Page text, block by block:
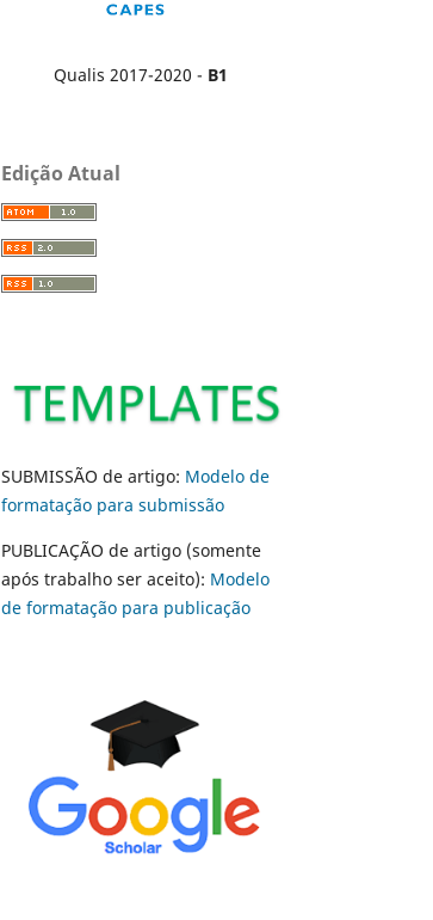
Qualis 2017-2020 - B1
Edição Atual
SUBMISSÃO de artigo: Modelo de
formatação para submissão
PUBLICAÇÃO de artigo (somente
após trabalho ser aceito): Modelo
de formatação para publicação